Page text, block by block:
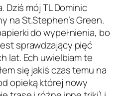
Dziś mój TL Dominic
na St.Stephen’s Green.
do wypełnienia, bo
sprawdzający pięć
lat. Ech uwielbiam te
się jakiś czas temu na
opieką której nowy